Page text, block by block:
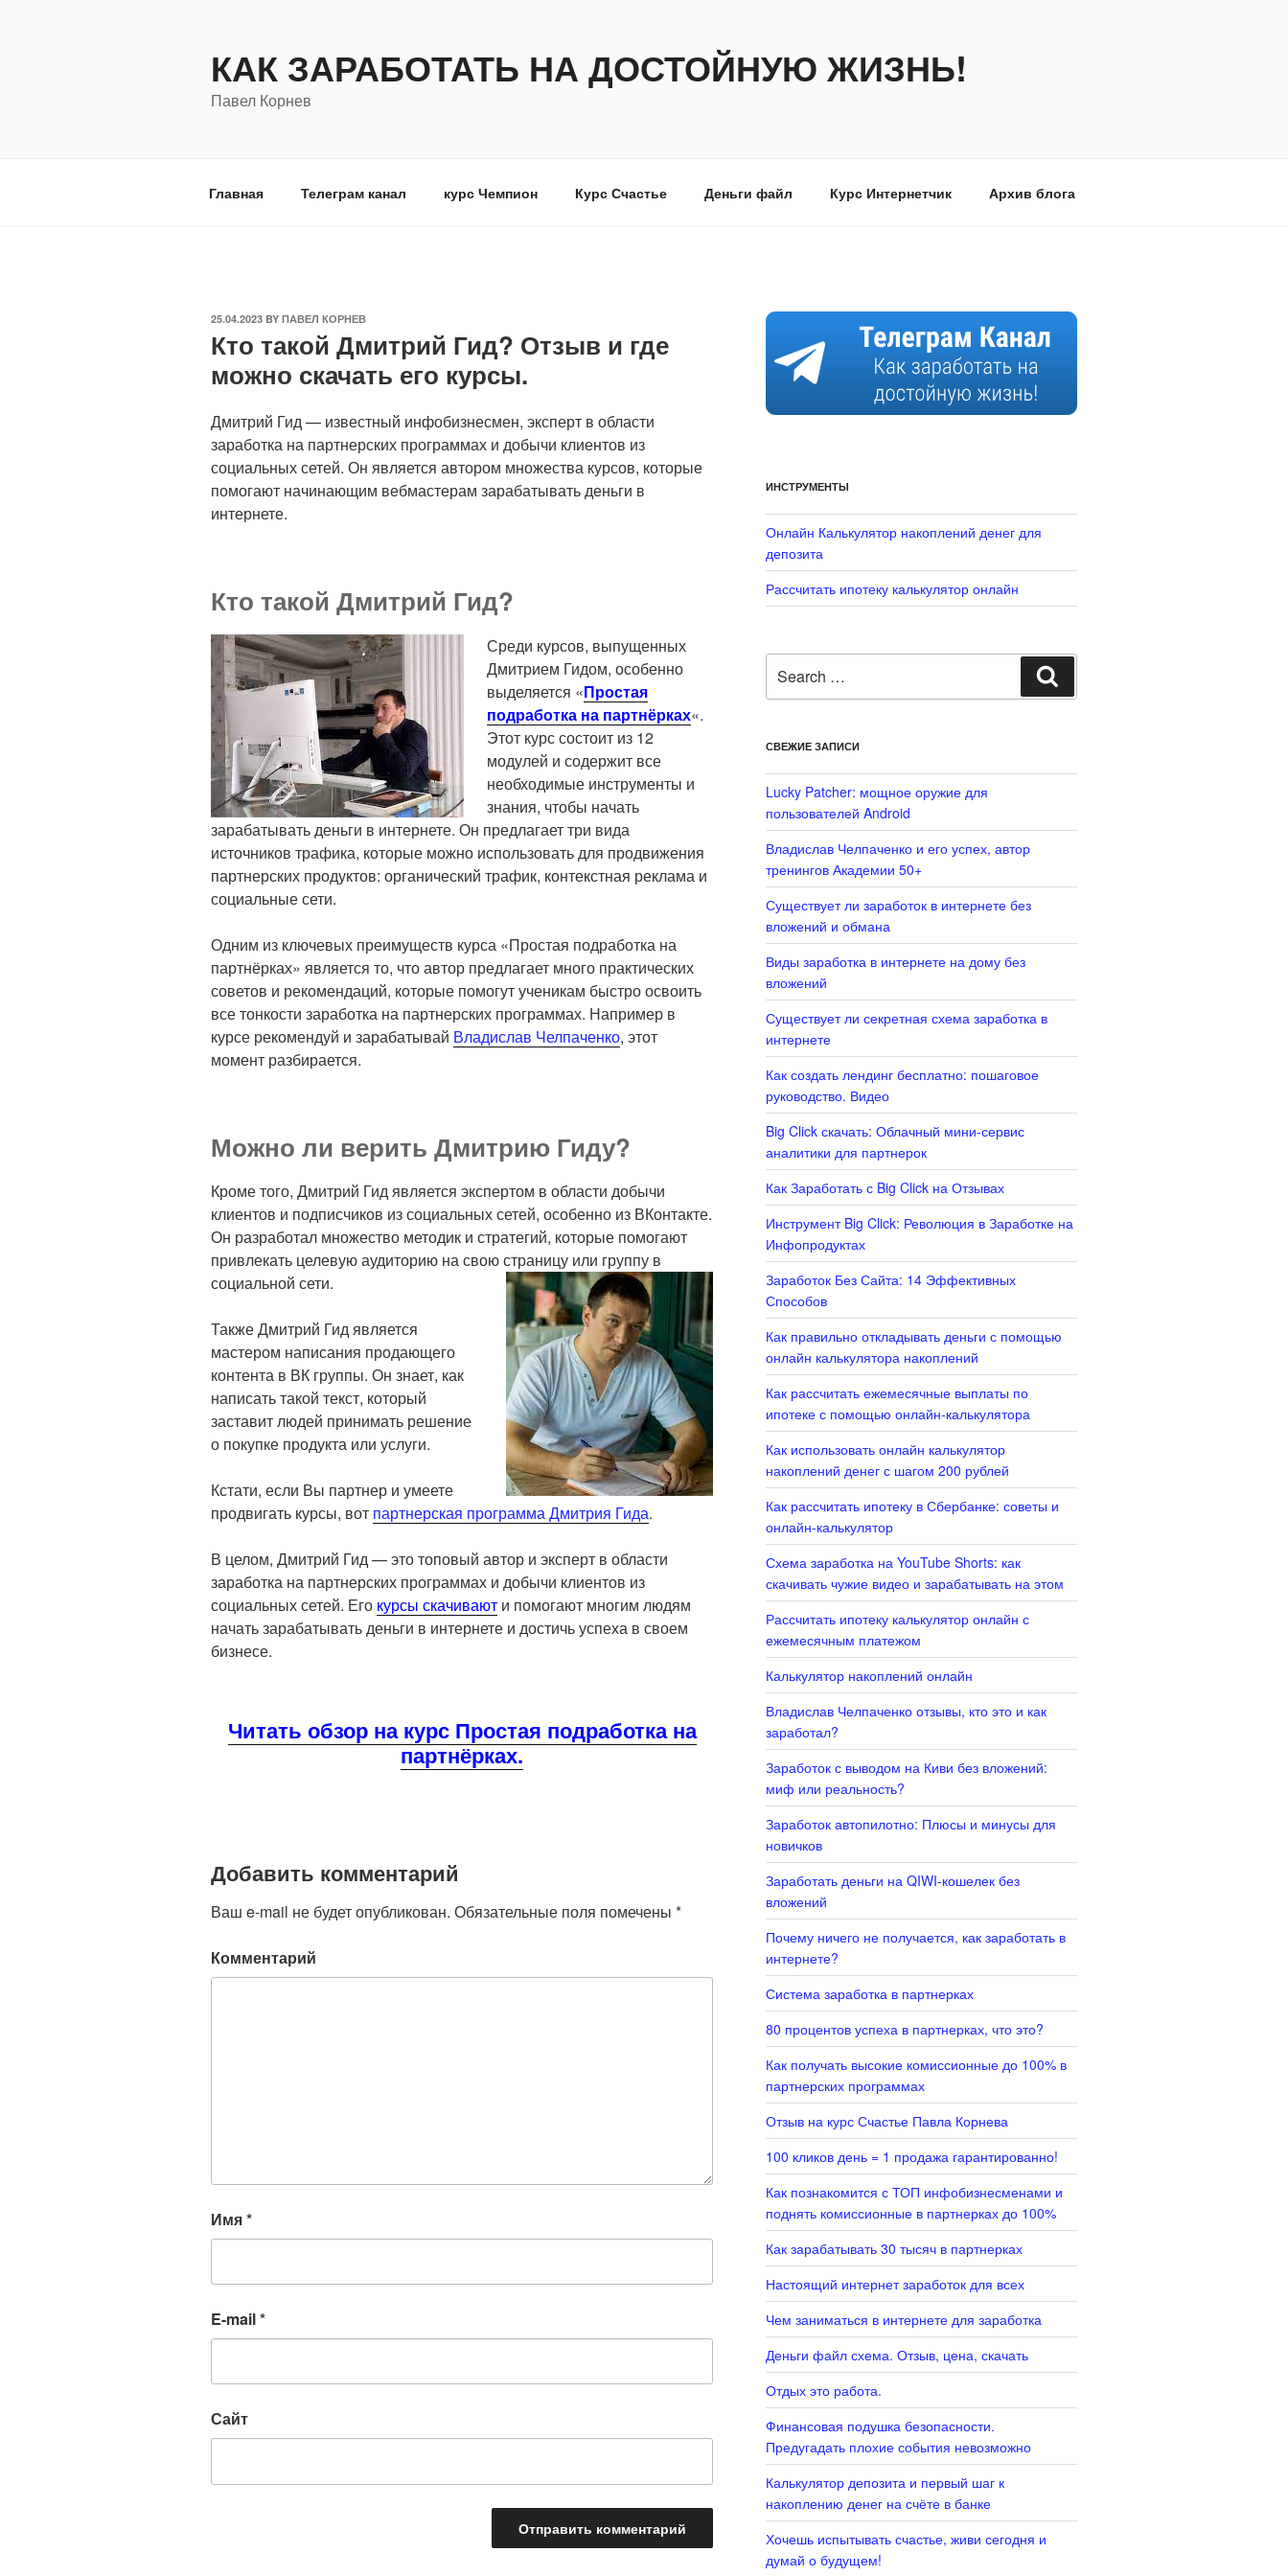
КАК ЗАРАБОТАТЬ НА ДОСТОЙНУЮ ЖИЗНЬ!
Павел Корнев
Главная Телеграм канал курс Чемпион Курс Счастье Деньги файл Курс Интернетчик Архив блога
POSTED
ON
25.04.2023 BY ПАВЕЛ КОРНЕВ
Кто такой Дмитрий Гид? Отзыв и где
можно скачать его курсы.
Дмитрий Гид — известный инфобизнесмен, эксперт в области
заработка на партнерских программах и добычи клиентов из
социальных сетей. Он является автором множества курсов, которые
помогают начинающим вебмастерам зарабатывать деньги в
интернете.
Кто такой Дмитрий Гид?
Среди курсов, выпущенных
Дмитрием Гидом, особенно
выделяется «Простая
подработка на партнёрках«.
Этот курс состоит из 12
модулей и содержит все
необходимые инструменты и
знания, чтобы начать
зарабатывать деньги в интернете. Он предлагает три вида
источников трафика, которые можно использовать для продвижения
партнерских продуктов: органический трафик, контекстная реклама и
социальные сети.
Одним из ключевых преимуществ курса «Простая подработка на
партнёрках» является то, что автор предлагает много практических
советов и рекомендаций, которые помогут ученикам быстро освоить
все тонкости заработка на партнерских программах. Например в
курсе рекомендуй и зарабатывай Владислав Челпаченко, этот
момент разбирается.
Можно ли верить Дмитрию Гиду?
Кроме того, Дмитрий Гид является экспертом в области добычи
клиентов и подписчиков из социальных сетей, особенно из ВКонтакте.
Он разработал множество методик и стратегий, которые помогают
привлекать целевую аудиторию на свою страницу или группу в
социальной сети.
Также Дмитрий Гид является
мастером написания продающего
контента в ВК группы. Он знает, как
написать такой текст, который
заставит людей принимать решение
о покупке продукта или услуги.
Кстати, если Вы партнер и умеете
продвигать курсы, вот партнерская программа Дмитрия Гида.
В целом, Дмитрий Гид — это топовый автор и эксперт в области
заработка на партнерских программах и добычи клиентов из
социальных сетей. Его курсы скачивают и помогают многим людям
начать зарабатывать деньги в интернете и достичь успеха в своем
бизнесе.
Читать обзор на курс Простая подработка на
партнёрках.
Добавить комментарий
Ваш e-mail не будет опубликован. Обязательные поля помечены *
Комментарий
Имя*
E-mail*
Сайт
ИНСТРУМЕНТЫ
Онлайн Калькулятор накоплений денег для
депозита
Рассчитать ипотеку калькулятор онлайн
for:
СВЕЖИЕ ЗАПИСИ
Lucky Patcher: мощное оружие для
пользователей Android
Владислав Челпаченко и его успех, автор
тренингов Академии 50+
Существует ли заработок в интернете без
вложений и обмана
Виды заработка в интернете на дому без
вложений
Существует ли секретная схема заработка в
интернете
Как создать лендинг бесплатно: пошаговое
руководство. Видео
Big Click скачать: Облачный мини-сервис
аналитики для партнерок
Как Заработать с Big Click на Отзывах
Инструмент Big Click: Революция в Заработке на
Инфопродуктах
Заработок Без Сайта: 14 Эффективных
Способов
Как правильно откладывать деньги с помощью
онлайн калькулятора накоплений
Как рассчитать ежемесячные выплаты по
ипотеке с помощью онлайн-калькулятора
Как использовать онлайн калькулятор
накоплений денег с шагом 200 рублей
Как рассчитать ипотеку в Сбербанке: советы и
онлайн-калькулятор
Схема заработка на YouTube Shorts: как
скачивать чужие видео и зарабатывать на этом
Рассчитать ипотеку калькулятор онлайн с
ежемесячным платежом
Калькулятор накоплений онлайн
Владислав Челпаченко отзывы, кто это и как
заработал?
Заработок с выводом на Киви без вложений:
миф или реальность?
Заработок автопилотно: Плюсы и минусы для
новичков
Заработать деньги на QIWI-кошелек без
вложений
Почему ничего не получается, как заработать в
интернете?
Система заработка в партнерках
80 процентов успеха в партнерках, что это?
Как получать высокие комиссионные до 100% в
партнерских программах
Отзыв на курс Счастье Павла Корнева
100 кликов день = 1 продажа гарантированно!
Как познакомится с ТОП инфобизнесменами и
поднять комиссионные в партнерках до 100%
Как зарабатывать 30 тысяч в партнерках
Настоящий интернет заработок для всех
Чем заниматься в интернете для заработка
Деньги файл схема. Отзыв, цена, скачать
Отдых это работа.
Финансовая подушка безопасности.
Предугадать плохие события невозможно
Калькулятор депозита и первый шаг к
накоплению денег на счёте в банке
Хочешь испытывать счастье, живи сегодня и
думай о будущем!